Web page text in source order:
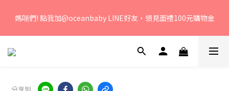
間：周一至周五 早上9點 至 下午6點。
媽咪們! 點我加@oceanbaby LINE好友，領見面禮100元購物金
若您有任何問題、歡迎聯絡客服專線：04-2382-6878，服務時